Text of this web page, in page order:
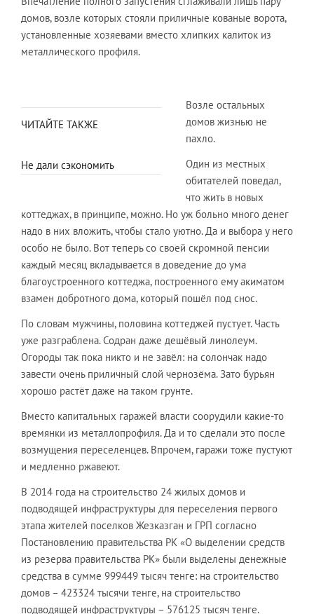
домов, возле которых стояли приличные кованые ворота,
установленные хозяевами вместо хлипких калиток из
металлического профиля.
ЧИТАЙТЕ ТАКЖЕ
Не дали сэкономить
Возле остальных
домов жизнью не
пахло.
Один из местных
обитателей поведал,
что жить в новых
коттеджах, в принципе, можно. Но уж больно много денег
надо в них вложить, чтобы стало уютно. Да и выбора у него
особо не было. Вот теперь со своей скромной пенсии
каждый месяц вкладывается в доведение до ума
благоустроенного коттеджа, построенного ему акиматом
взамен добротного дома, который пошёл под снос.
По словам мужчины, половина коттеджей пустует. Часть
уже разграблена. Содран даже дешёвый линолеум.
Огороды так пока никто и не завёл: на солончак надо
завести очень приличный слой чернозёма. Зато бурьян
хорошо растёт даже на таком грунте.
Вместо капитальных гаражей власти соорудили какие-то
времянки из металлопрофиля. Да и то сделали это после
возмущения переселенцев. Впрочем, гаражи тоже пустуют
и медленно ржавеют.
В 2014 года на строительство 24 жилых домов и
подводящей инфраструктуры для переселения первого
этапа жителей поселков Жезказган и ГРП согласно
Постановлению правительства РК «О выделении средств
из резерва правительства РК» были выделены денежные
средства в сумме 999449 тысяч тенге: на строительство
домов – 423324 тысячи тенге, на строительство
подводящей инфраструктуры – 576125 тысяч тенге.